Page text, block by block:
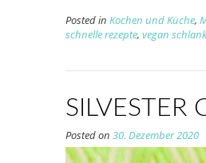
Posted in Kochen und Küche,
schnelle rezepte, vegan
SILVESTER
Posted on 30. Dezember 2020